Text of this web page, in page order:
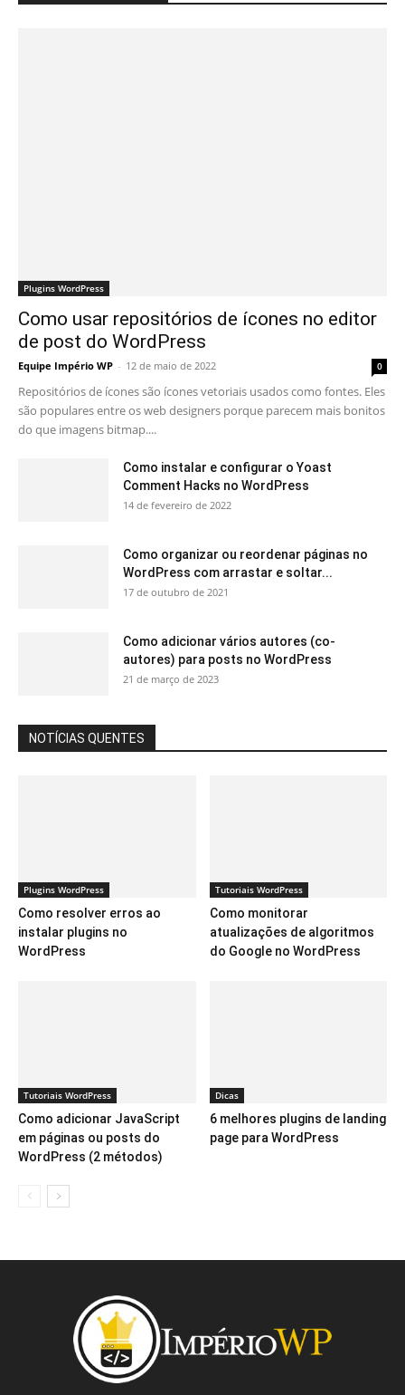
Plugins WordPress
Como usar repositórios de ícones no editor
de post do WordPress
Equipe Império WP - 12 de maio de 2022 0
Repositórios de ícones são ícones vetoriais usados ​​como fontes. Eles
são populares entre os web designers porque parecem mais bonitos
do que imagens bitmap....
Como instalar e configurar o Yoast
Comment Hacks no WordPress
14 de fevereiro de 2022
Como organizar ou reordenar páginas no
WordPress com arrastar e soltar...
17 de outubro de 2021
Como adicionar vários autores (co-
autores) para posts no WordPress
21 de março de 2023
NOTÍCIAS QUENTES
Plugins WordPress
Como resolver erros ao
instalar plugins no
WordPress
Tutoriais WordPress
Como monitorar
atualizações de algoritmos
do Google no WordPress
Tutoriais WordPress
Como adicionar JavaScript
em páginas ou posts do
WordPress (2 métodos)
Dicas
6 melhores plugins de landing
page para WordPress